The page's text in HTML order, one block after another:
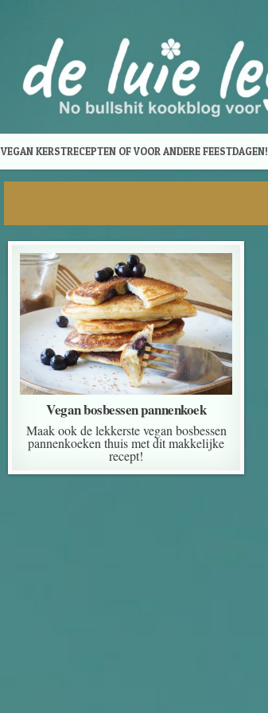
VEGAN KERSTRECEPTEN OF VOOR ANDERE FEESTDAGEN!
Vegan bosbessen pannenkoek
Maak ook de lekkerste vegan bosbessen
pannenkoeken thuis met dit makkelijke
recept!